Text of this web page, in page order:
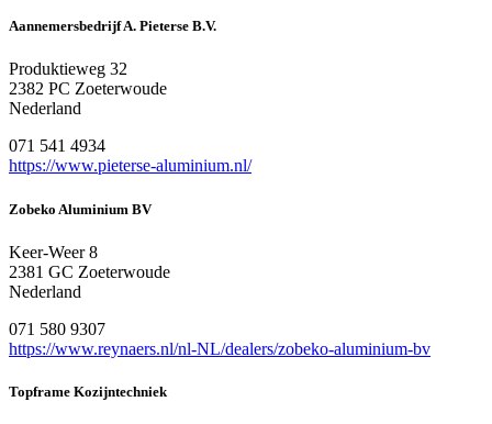
Aannemersbedrijf A. Pieterse B.V.
Produktieweg 32
2382 PC Zoeterwoude
Nederland
071 541 4934
https://www.pieterse-aluminium.nl/
Zobeko Aluminium BV
Keer-Weer 8
2381 GC Zoeterwoude
Nederland
071 580 9307
https://www.reynaers.nl/nl-NL/dealers/zobeko-aluminium-bv
Topframe Kozijntechniek